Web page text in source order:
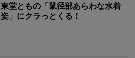
東堂ともの「鼠径部あらわな水着
姿」にクラっとくる！